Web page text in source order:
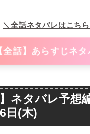
＼全話ネタバレはこち
【全話】あらすじネタ
】ネタバレ予想
(木)